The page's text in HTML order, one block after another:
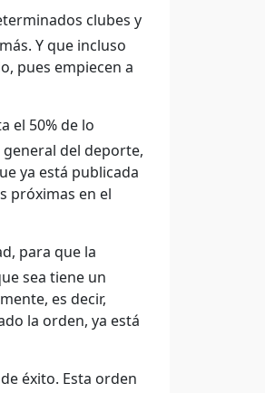
clubes y
Y que incluso
pues empiecen a
el 50% de lo
del deporte,
ya está publicada
próximas en el
para que la
sea tiene un
es decir,
la orden, ya está
éxito. Esta orden